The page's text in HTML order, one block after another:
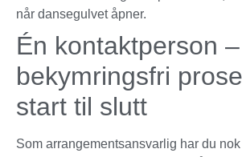
når dansegulvet åpner.
Én kontaktperson –
bekymringsfri
start til slutt
Som arrangementsansvarlig har du